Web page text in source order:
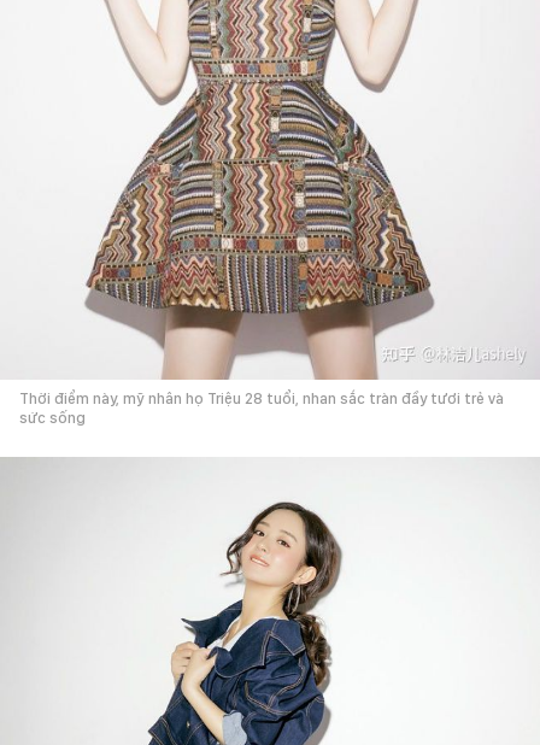
Thời điểm này, mỹ nhân họ Triệu 28 tuổi, nhan sắc tràn đầy tươi trẻ và
sức sống